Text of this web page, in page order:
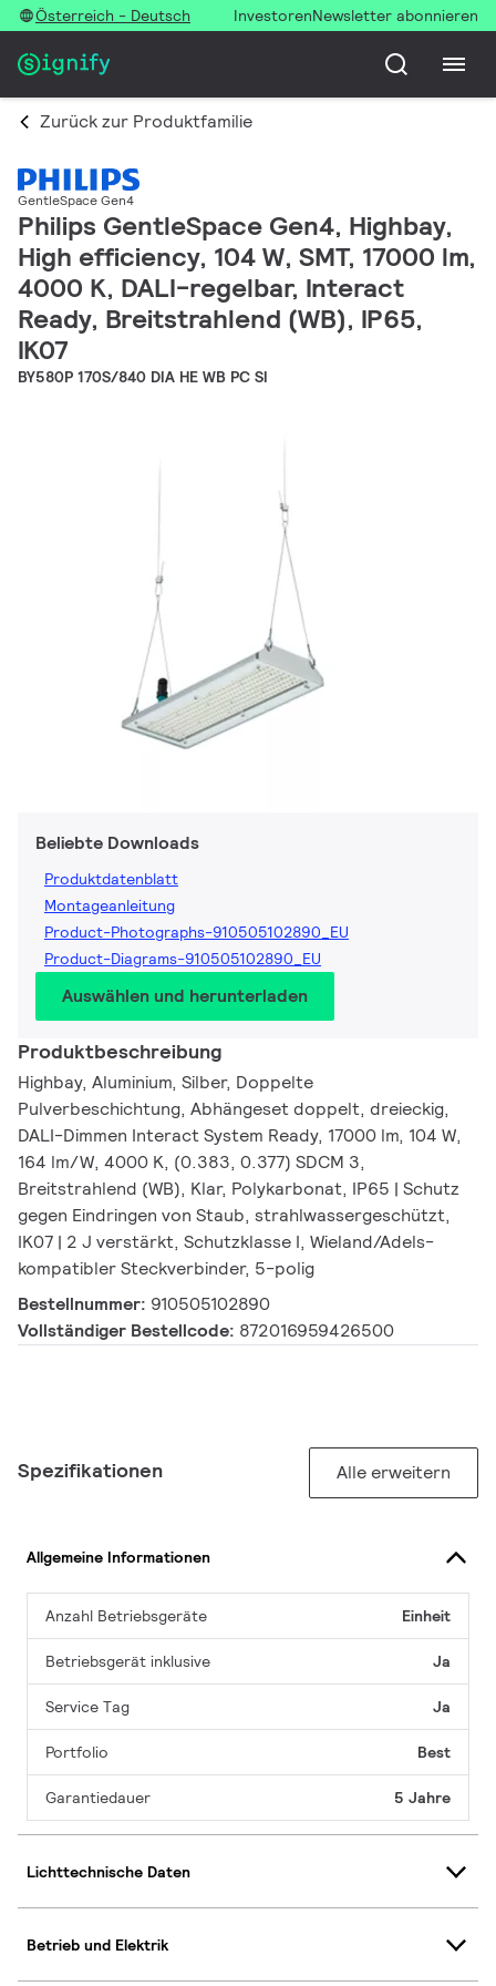
Österreich - Deutsch InvestorenNewsletter abonnieren
Zurück zur Produktfamilie
GentleSpace Gen4
Philips GentleSpace Gen4, Highbay,
High efficiency, 104 W, SMT, 17000 lm,
4000 K, DALI-regelbar, Interact
Ready, Breitstrahlend (WB), IP65,
IK07
BY580P 170S/840 DIA HE WB PC SI
Beliebte Downloads
Produktdatenblatt
Montageanleitung
Product-Photographs-910505102890_EU
Product-Diagrams-910505102890_EU
Auswählen und herunterladen
Produktbeschreibung
Highbay, Aluminium, Silber, Doppelte
Pulverbeschichtung, Abhängeset doppelt, dreieckig,
DALI-Dimmen Interact System Ready, 17000 lm, 104 W,
164 lm/W, 4000 K, (0.383, 0.377) SDCM 3,
Breitstrahlend (WB), Klar, Polykarbonat, IP65 | Schutz
gegen Eindringen von Staub, strahlwassergeschützt,
IK07 | 2 J verstärkt, Schutzklasse I, Wieland/Adels-
kompatibler Steckverbinder, 5-polig
Bestellnummer: 910505102890
Vollständiger Bestellcode: 872016959426500
Spezifikationen Alle erweitern
Allgemeine Informationen
Anzahl Betriebsgeräte Einheit
Betriebsgerät inklusive Ja
Service Tag Ja
Portfolio Best
Garantiedauer 5 Jahre
Lichttechnische Daten
Betrieb und Elektrik